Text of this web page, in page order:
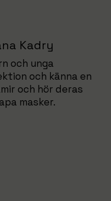
Kadry
och unga
och känna en
och hör deras
masker.